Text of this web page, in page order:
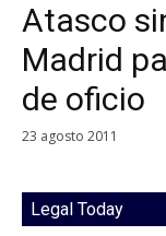
Atasco
Madrid
de oficio
23 agosto 2011
Legal Today